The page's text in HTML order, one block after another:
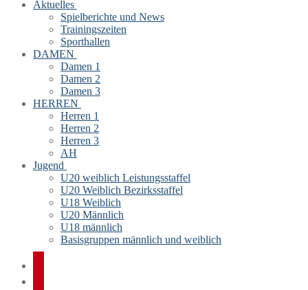
Aktuelles
Spielberichte und News
Trainingszeiten
Sporthallen
DAMEN
Damen 1
Damen 2
Damen 3
HERREN
Herren 1
Herren 2
Herren 3
AH
Jugend
U20 weiblich Leistungsstaffel
U20 Weiblich Bezirksstaffel
U18 Weiblich
U20 Männlich
U18 männlich
Basisgruppen männlich und weiblich